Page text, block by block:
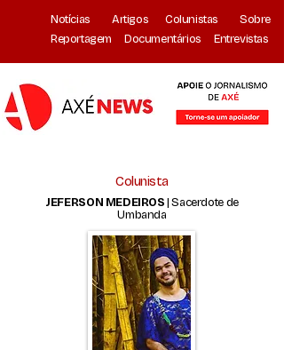
Notícias Artigos Colunistas
Sobre
Reportagem
Documentários Entrevistas
Colunista
JEFERSON MEDEIROS| Sacerdote de
Umbanda